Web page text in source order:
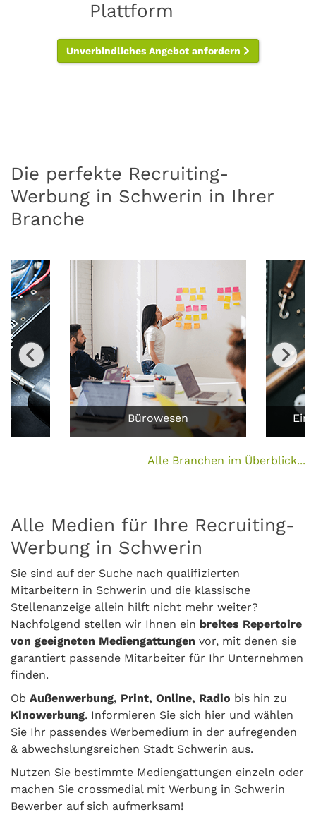
Plattform
Unverbindliches Angebot anfordern
Die perfekte Recruiting-
Werbung in Schwerin in Ihrer
Branche
Bürowesen
Alle Branchen im Überblick...
Alle Medien für Ihre Recruiting-
Werbung in Schwerin
Sie sind auf der Suche nach qualifizierten
Mitarbeitern in Schwerin und die klassische
Stellenanzeige allein hilft nicht mehr weiter?
Nachfolgend stellen wir Ihnen ein breites Repertoire
von geeigneten Mediengattungen vor, mit denen sie
garantiert passende Mitarbeiter für Ihr Unternehmen
finden.
Ob Außenwerbung, Print, Online, Radio bis hin zu
Kinowerbung. Informieren Sie sich hier und wählen
Sie Ihr passendes Werbemedium in der aufregenden
& abwechslungsreichen Stadt Schwerin aus.
Nutzen Sie bestimmte Mediengattungen einzeln oder
machen Sie crossmedial mit Werbung in Schwerin
Bewerber auf sich aufmerksam!